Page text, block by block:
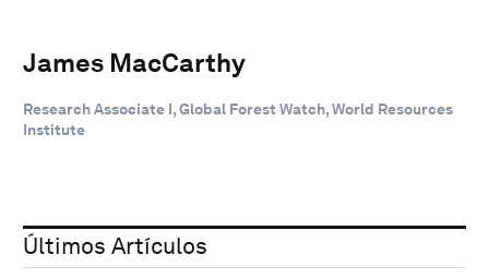
James MacCarthy
Research Associate I, Global Forest Watch, World Resources
Institute
Últimos Artículos